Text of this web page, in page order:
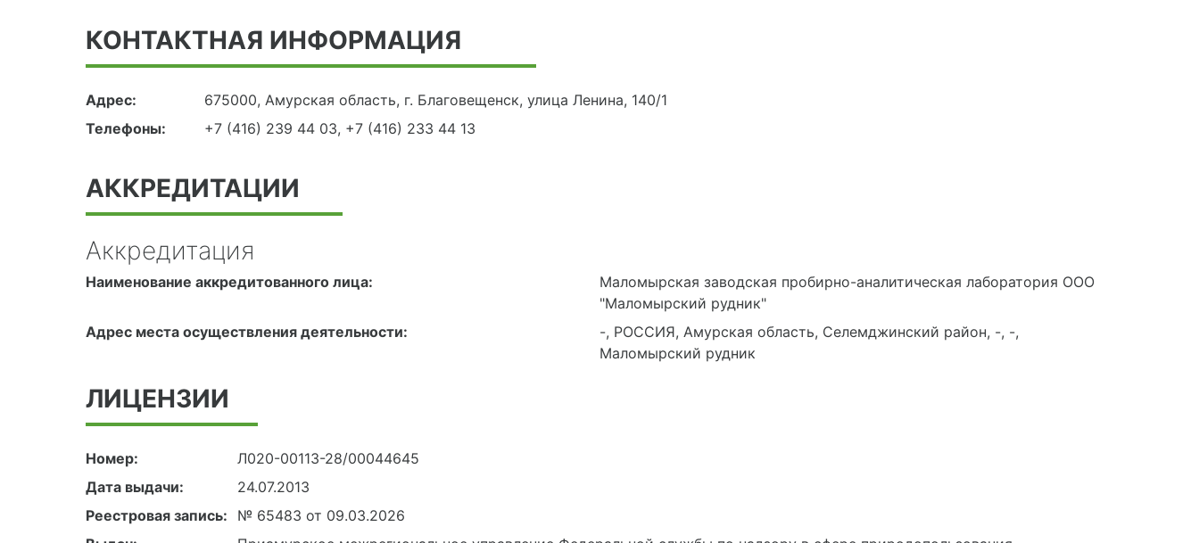
КОНТАКТНАЯ ИНФОРМАЦИЯ
Адрес:
675000, Амурская область, г. Благовещенск, улица Ленина, 140/1
Телефоны:
+7 (416) 239 44 03, +7 (416) 233 44 13
АККРЕДИТАЦИИ
Аккредитация
Наименование аккредитованного лица:
Маломырская заводская пробирно-аналитическая лаборатория ООО
"Маломырский рудник"
Адрес места осуществления деятельности:
-, РОССИЯ, Амурская область, Селемджинский район, -, -,
Маломырский рудник
ЛИЦЕНЗИИ
Номер:
Л020-00113-28/00044645
Дата выдачи:
24.07.2013
Реестровая запись:
№ 65483 от 09.03.2026